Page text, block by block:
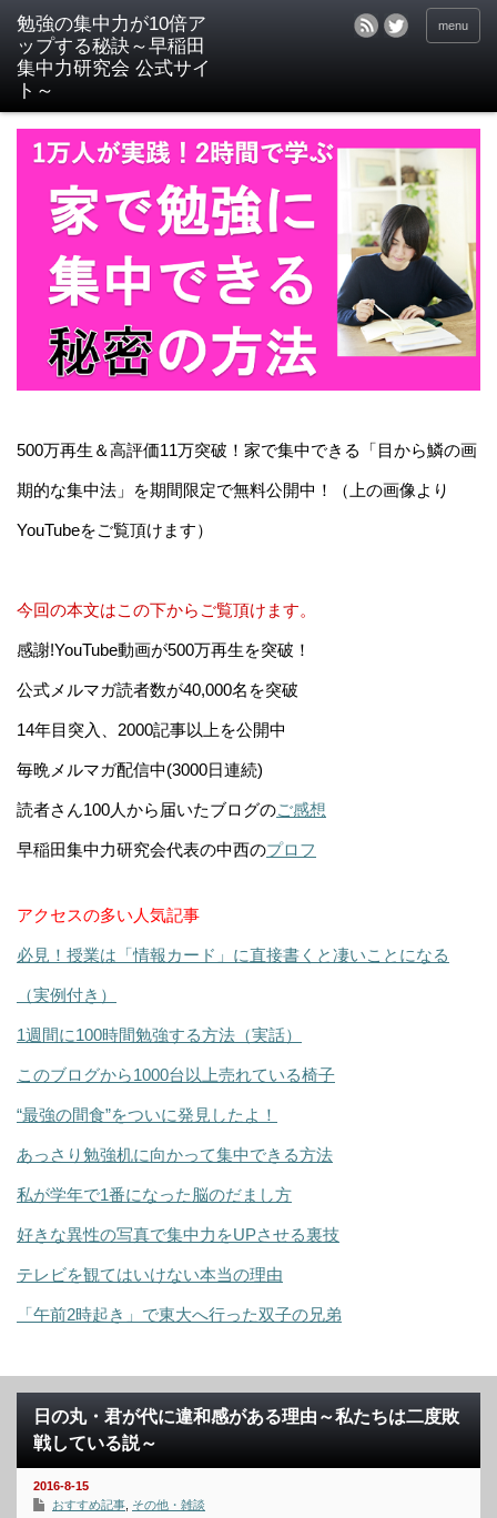
menu
500万再生＆高評価11万突破！家で集中できる「目から鱗の画
期的な集中法」を期間限定で無料公開中！（上の画像より
YouTubeをご覧頂けます）
今回の本文はこの下からご覧頂けます。
感謝!YouTube動画が500万再生を突破！
公式メルマガ読者数が40,000名を突破
14年目突入、2000記事以上を公開中
毎晩メルマガ配信中(3000日連続)
読者さん100人から届いたブログのご感想
早稲田集中力研究会代表の中西のプロフ
アクセスの多い人気記事
必見！授業は「情報カード」に直接書くと凄いことになる
（実例付き）
1週間に100時間勉強する方法（実話）
このブログから1000台以上売れている椅子
“最強の間食”をついに発見したよ！
あっさり勉強机に向かって集中できる方法
私が学年で1番になった脳のだまし方
好きな異性の写真で集中力をUPさせる裏技
テレビを観てはいけない本当の理由
「午前2時起き」で東大へ行った双子の兄弟
日の丸・君が代に違和感がある理由～私たちは二度敗
戦している説～
2016-8-15
おすすめ記事 その他・雑談